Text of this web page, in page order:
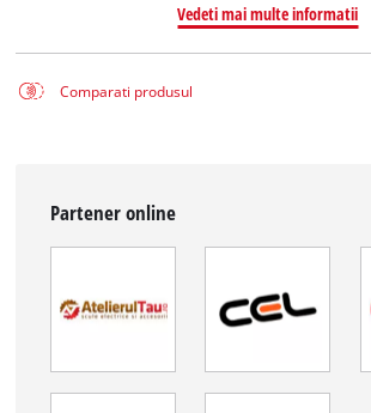
Vedeti mai multe informatii
Comparati produsul
Partener online